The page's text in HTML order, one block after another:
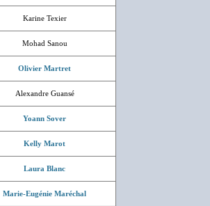
Karine Texier
Mohad Sanou
Olivier Martret
Alexandre Guansé
Yoann Sover
Kelly Marot
Laura Blanc
Marie-Eugénie Maréchal